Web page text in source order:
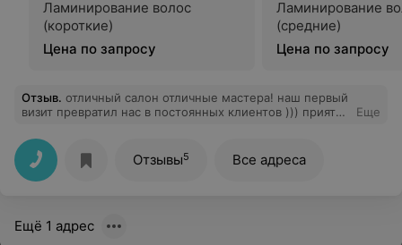
Ламинирование волос
(короткие)
Цена по запросу
Ламинирование
(средние)
Цена по запросу
Отзыв. отличный салон отличные мастера! наш первый
визит превратил нас в постоянных клиентов ))) приятно
настроение персонала
Еще
Отзывы5 Все адреса
Ещё 1 адрес